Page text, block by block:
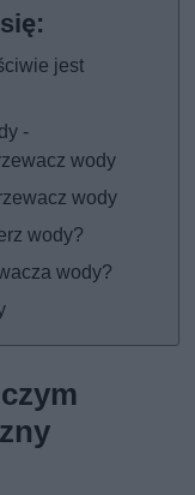
jest
-
wody
wody
wody?
wody?